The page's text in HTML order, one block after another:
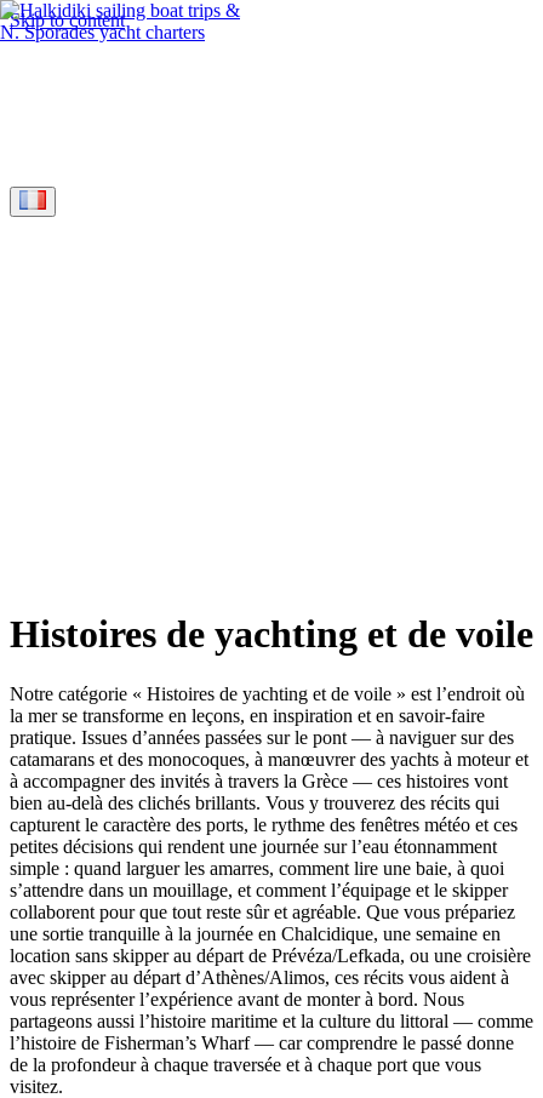
Skip to content
Histoires de yachting et de voile
Notre catégorie « Histoires de yachting et de voile » est l’endroit où
la mer se transforme en leçons, en inspiration et en savoir‑faire
pratique. Issues d’années passées sur le pont — à naviguer sur des
catamarans et des monocoques, à manœuvrer des yachts à moteur et
à accompagner des invités à travers la Grèce — ces histoires vont
bien au‑delà des clichés brillants. Vous y trouverez des récits qui
capturent le caractère des ports, le rythme des fenêtres météo et ces
petites décisions qui rendent une journée sur l’eau étonnamment
simple : quand larguer les amarres, comment lire une baie, à quoi
s’attendre dans un mouillage, et comment l’équipage et le skipper
collaborent pour que tout reste sûr et agréable. Que vous prépariez
une sortie tranquille à la journée en Chalcidique, une semaine en
location sans skipper au départ de Prévéza/Lefkada, ou une croisière
avec skipper au départ d’Athènes/Alimos, ces récits vous aident à
vous représenter l’expérience avant de monter à bord. Nous
partageons aussi l’histoire maritime et la culture du littoral — comme
l’histoire de Fisherman’s Wharf — car comprendre le passé donne
de la profondeur à chaque traversée et à chaque port que vous
visitez.